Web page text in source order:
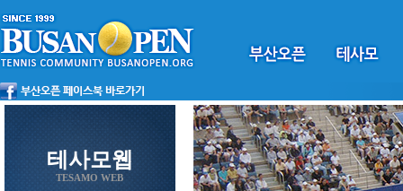
테사모웹
TESAMO WEB